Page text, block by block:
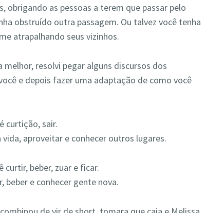
obrigando as pessoas a terem que passar pelo
obstruído outra passagem. Ou talvez você tenha
atrapalhando seus vizinhos.
melhor, resolvi pegar alguns discursos dos
e depois fazer uma adaptação de como você
curtição, sair.
aproveitar e conhecer outros lugares.
curtir, beber, zuar e ficar.
beber e conhecer gente nova.